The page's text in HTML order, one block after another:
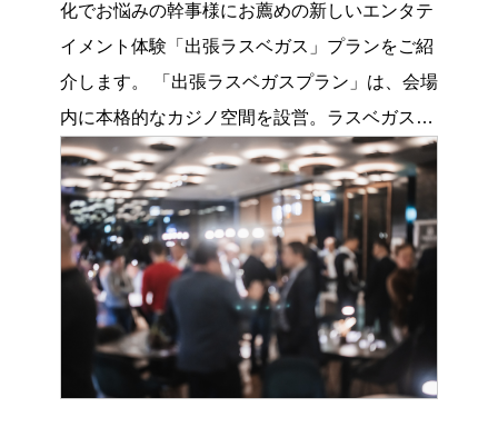
化でお悩みの幹事様にお薦めの新しいエンタテ
イメント体験「出張ラスベガス」プランをご紹
介します。 「出張ラスベガスプラン」は、会場
内に本格的なカジノ空間を設営。ラスベガスを
思わせる […]